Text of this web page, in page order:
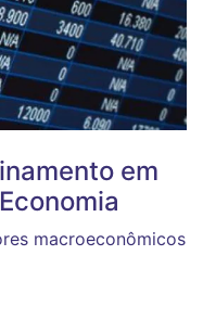
em
macroeconômicos